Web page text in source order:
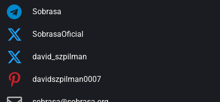
Sobrasa
SobrasaOficial
david_szpilman
davidszpilman0007